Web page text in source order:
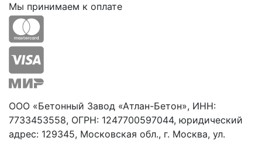
Мы принимаем к оплате
ООО «Бетонный Завод «Атлан-Бетон», ИНН:
7733453558, ОГРН: 1247700597044, юридический
адрес: 129345, Московская обл., г. Москва, ул.